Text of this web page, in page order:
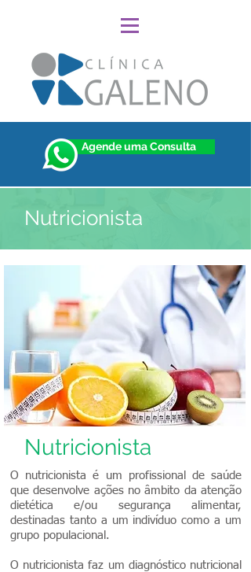
Agende uma Consulta
Nutricionista
Nutricionista
O nutricionista é um profissional de saúde
que desenvolve ações no âmbito da atenção
dietética e/ou segurança alimentar,
destinadas tanto a um indivíduo como a um
grupo populacional.
O nutricionista faz um diagnóstico nutricional